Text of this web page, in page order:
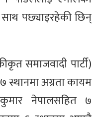
पछ्याइरहेकी छिन्
समाजवादी पार्टी)
स्थानमा अग्रता कायम
नेपालसहित ७